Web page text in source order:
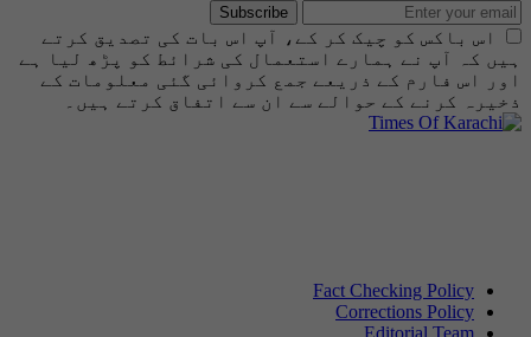
Subscribe
اس باکس کو چیک کر کے، آپ اس بات کی تصدیق کرتے
ہیں کہ آپ نے ہمارے استعمال کی شرائط کو پڑھ لیا ہے
اور اس فارم کے ذریعے جمع کروائی گئی معلومات کے
ذخیرہ کرنے کے حوالے سے ان سے اتفاق کرتے ہیں۔
Fact Checking Policy
Corrections Policy
Editorial Team